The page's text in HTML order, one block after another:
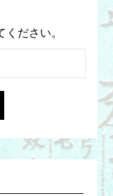
ださい。